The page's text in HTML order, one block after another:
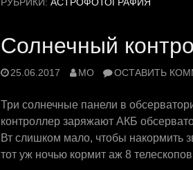
РУБРИКИ: АСТРОФОТОГРАФИЯ
Солнечный
25.06.2017 MO ОСТАВИТЬ
Три солнечные панели в
контроллер заряжают АКБ
Вт слишком мало, чтобы накормить
тот уж ночью кормит аж 8